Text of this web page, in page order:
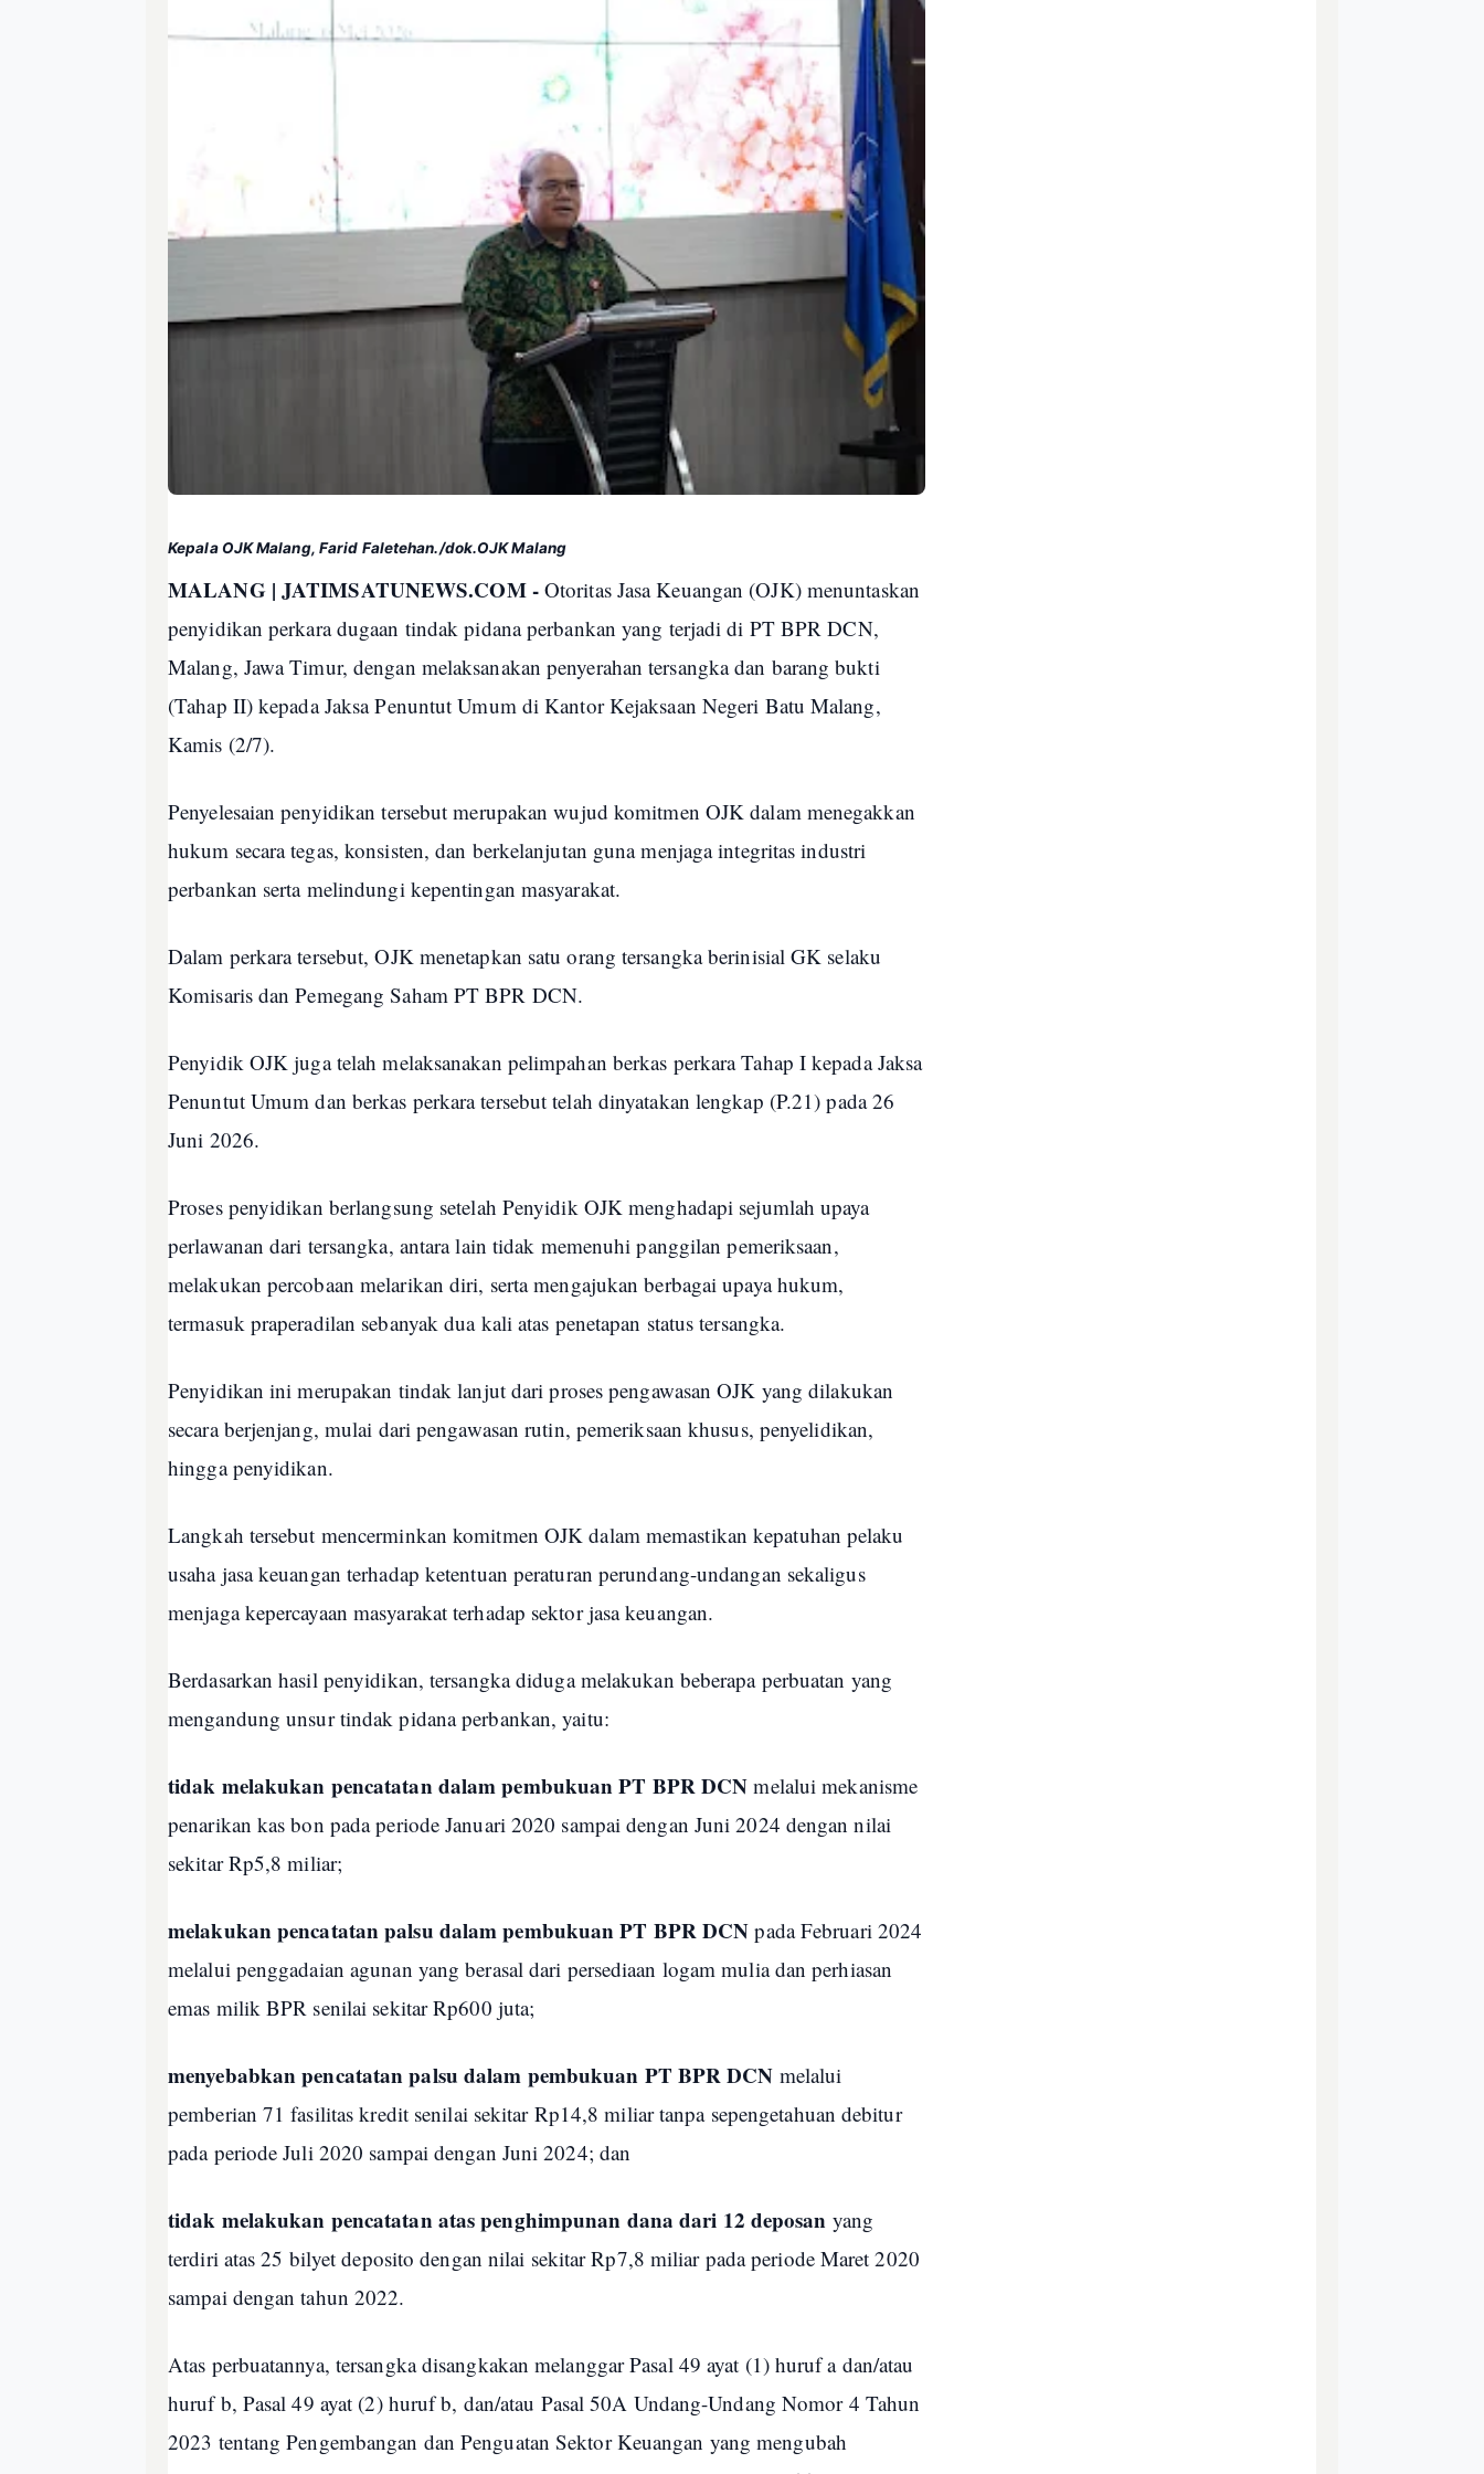
Kepala OJK Malang, Farid Faletehan./dok.OJK Malang
MALANG | JATIMSATUNEWS.COM -Otoritas Jasa Keuangan (OJK) menuntaskan
penyidikan perkara dugaan tindak pidana perbankan yang terjadi di PT BPR DCN,
Malang, Jawa Timur, dengan melaksanakan penyerahan tersangka dan barang bukti
(Tahap II) kepada Jaksa Penuntut Umum di Kantor Kejaksaan Negeri Batu Malang,
Kamis (2/7).
Penyelesaian penyidikan tersebut merupakan wujud komitmen OJK dalam menegakkan
hukum secara tegas, konsisten, dan berkelanjutan guna menjaga integritas industri
perbankan serta melindungi kepentingan masyarakat.
Dalam perkara tersebut, OJK menetapkan satu orang tersangka berinisial GK selaku
Komisaris dan Pemegang Saham PT BPR DCN.
Penyidik OJK juga telah melaksanakan pelimpahan berkas perkara Tahap I kepada Jaksa
Penuntut Umum dan berkas perkara tersebut telah dinyatakan lengkap (P.21) pada 26
Juni 2026.
Proses penyidikan berlangsung setelah Penyidik OJK menghadapi sejumlah upaya
perlawanan dari tersangka, antara lain tidak memenuhi panggilan pemeriksaan,
melakukan percobaan melarikan diri, serta mengajukan berbagai upaya hukum,
termasuk praperadilan sebanyak dua kali atas penetapan status tersangka.
Penyidikan ini merupakan tindak lanjut dari proses pengawasan OJK yang dilakukan
secara berjenjang, mulai dari pengawasan rutin, pemeriksaan khusus, penyelidikan,
hingga penyidikan.
Langkah tersebut mencerminkan komitmen OJK dalam memastikan kepatuhan pelaku
usaha jasa keuangan terhadap ketentuan peraturan perundang-undangan sekaligus
menjaga kepercayaan masyarakat terhadap sektor jasa keuangan.
Berdasarkan hasil penyidikan, tersangka diduga melakukan beberapa perbuatan yang
mengandung unsur tindak pidana perbankan, yaitu:
tidak melakukan pencatatan dalam pembukuan PT BPR DCN melalui mekanisme
penarikan kas bon pada periode Januari 2020 sampai dengan Juni 2024 dengan nilai
sekitar Rp5,8 miliar;
melakukan pencatatan palsu dalam pembukuan PT BPR DCN pada Februari 2024
melalui penggadaian agunan yang berasal dari persediaan logam mulia dan perhiasan
emas milik BPR senilai sekitar Rp600 juta;
menyebabkan pencatatan palsu dalam pembukuan PT BPR DCN melalui
pemberian 71 fasilitas kredit senilai sekitar Rp14,8 miliar tanpa sepengetahuan debitur
pada periode Juli 2020 sampai dengan Juni 2024; dan
tidak melakukan pencatatan atas penghimpunan dana dari 12 deposan yang
terdiri atas 25 bilyet deposito dengan nilai sekitar Rp7,8 miliar pada periode Maret 2020
sampai dengan tahun 2022.
Atas perbuatannya, tersangka disangkakan melanggar Pasal 49 ayat (1) huruf a dan/atau
huruf b, Pasal 49 ayat (2) huruf b, dan/atau Pasal 50A Undang-Undang Nomor 4 Tahun
2023 tentang Pengembangan dan Penguatan Sektor Keuangan yang mengubah